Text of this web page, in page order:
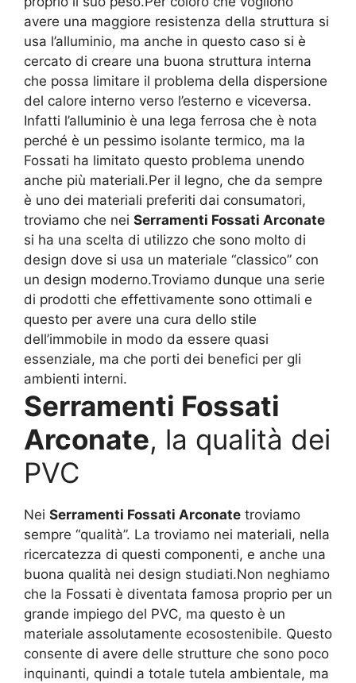
avere una maggiore resistenza della struttura si
usa l’alluminio, ma anche in questo caso si è
cercato di creare una buona struttura interna
che possa limitare il problema della dispersione
del calore interno verso l’esterno e viceversa.
Infatti l’alluminio è una lega ferrosa che è nota
perché è un pessimo isolante termico, ma la
Fossati ha limitato questo problema unendo
anche più materiali.Per il legno, che da sempre
è uno dei materiali preferiti dai consumatori,
troviamo che nei Serramenti Fossati Arconate
si ha una scelta di utilizzo che sono molto di
design dove si usa un materiale “classico” con
un design moderno.Troviamo dunque una serie
di prodotti che effettivamente sono ottimali e
questo per avere una cura dello stile
dell’immobile in modo da essere quasi
essenziale, ma che porti dei benefici per gli
ambienti interni.
Serramenti Fossati
Arconate, la qualità dei
PVC
Nei Serramenti Fossati Arconate troviamo
sempre “qualità”. La troviamo nei materiali, nella
ricercatezza di questi componenti, e anche una
buona qualità nei design studiati.Non neghiamo
che la Fossati è diventata famosa proprio per un
grande impiego del PVC, ma questo è un
materiale assolutamente ecosostenibile. Questo
consente di avere delle strutture che sono poco
inquinanti, quindi a totale tutela ambientale, ma